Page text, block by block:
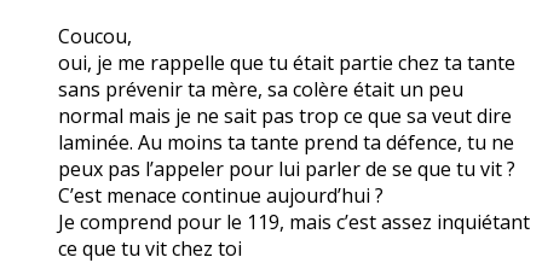
Coucou,
oui, je me rappelle que tu était partie chez ta tante
sans prévenir ta mère, sa colère était un peu
normal mais je ne sait pas trop ce que sa veut dire
laminée. Au moins ta tante prend ta défence, tu ne
peux pas l’appeler pour lui parler de se que tu vit ?
C’est menace continue aujourd’hui ?
Je comprend pour le 119, mais c’est assez inquiétant
ce que tu vit chez toi